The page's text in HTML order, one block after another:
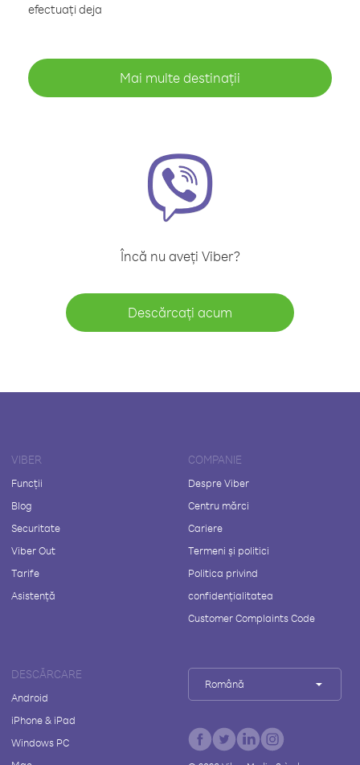
efectuați deja
Mai multe destinații
Încă nu aveți Viber?
Descărcați acum
VIBER
Funcții
Blog
Securitate
Viber Out
Tarife
Asistență
COMPANIE
Despre Viber
Centru mărci
Cariere
Termeni și politici
Politica privind
confidențialitatea
Customer Complaints Code
DESCĂRCARE
Android
iPhone & iPad
Windows PC
Română